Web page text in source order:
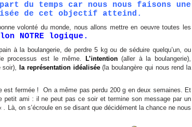
du temps car nous nous faisons une
de cet objectif atteind.
volonté du monde, nous allons mettre en oeuvre toutes les
NOTRE logique.
à la boulangerie, de perdre 5 kg ou de séduire quelqu’un, ou
processus est le même.
L’intention(aller à la boulangerie),
soir), la représentation idéalisée(la boulangère qui nous rend la
est fermée ! On a même pas perdu 200 g en deux semaines. Et
petit ami : il ne peut pas ce soir et termine son message par un
. Là, on s’écroule en se disant que décidément la chance ne nous